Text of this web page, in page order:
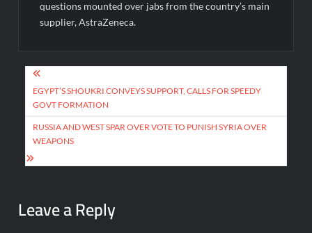
questions mounted over jabs from the country’s main
supplier, AstraZeneca.
Post
navigation
EGYPT’S SHOUKRI CONVEYS SUPPORT, CALLS FOR SPEEDY
GOVT FORMATION
RUSSIA AND WEST SPAR OVER VOTE TO PUNISH SYRIA OVER
WEAPONS
Leave a Reply